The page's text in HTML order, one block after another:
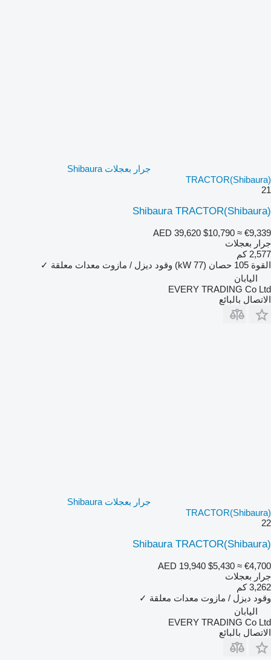
جرار بعجلات Shibaura
TRACTOR(Shibaura)
21
Shibaura TRACTOR(Shibaura)
AED 39,620 $10,790 ≈ €9,339
جرار بعجلات
2,577 كم
القوة 105 حصان (77 kW) وقود ديزل / مازوت معدات معلقة ✓
اليابان
EVERY TRADING Co Ltd
الاتصال بالبائع
جرار بعجلات Shibaura
TRACTOR(Shibaura)
22
Shibaura TRACTOR(Shibaura)
AED 19,940 $5,430 ≈ €4,700
جرار بعجلات
3,262 كم
وقود ديزل / مازوت معدات معلقة ✓
اليابان
EVERY TRADING Co Ltd
الاتصال بالبائع